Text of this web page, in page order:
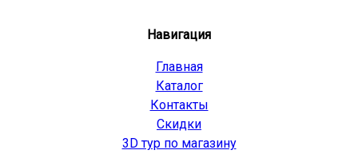
Навигация
Главная
Каталог
Контакты
Скидки
3D тур по магазину